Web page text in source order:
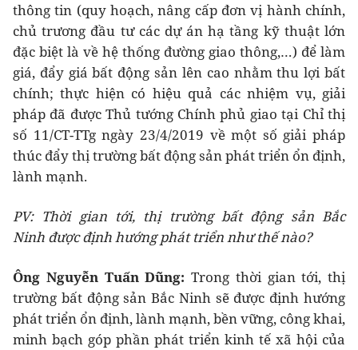
thông tin (quy hoạch, nâng cấp đơn vị hành chính,
chủ trương đầu tư các dự án hạ tầng kỹ thuật lớn
đặc biệt là về hệ thống đường giao thông,…) để làm
giá, đẩy giá bất động sản lên cao nhằm thu lợi bất
chính; thực hiện có hiệu quả các nhiệm vụ, giải
pháp đã được Thủ tướng Chính phủ giao tại Chỉ thị
số 11/CT-TTg ngày 23/4/2019 về một số giải pháp
thúc đẩy thị trường bất động sản phát triển ổn định,
lành mạnh.
PV: Thời gian tới, thị trường bất động sản Bắc
Ninh được định hướng phát triển như thế nào?
Ông Nguyễn Tuấn Dũng: Trong thời gian tới, thị
trường bất động sản Bắc Ninh sẽ được định hướng
phát triển ổn định, lành mạnh, bền vững, công khai,
minh bạch góp phần phát triển kinh tế xã hội của